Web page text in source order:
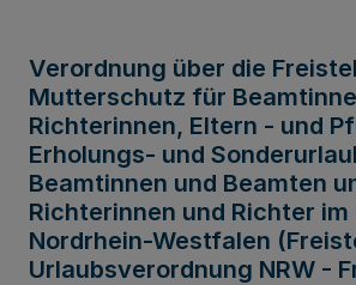
Verordnung über die
Mutterschutz für
Richterinnen, Eltern - und
Erholungs- und
Beamtinnen und Beamten
Richterinnen und Richter im
Nordrhein-Westfalen
Urlaubsverordnung NRW -